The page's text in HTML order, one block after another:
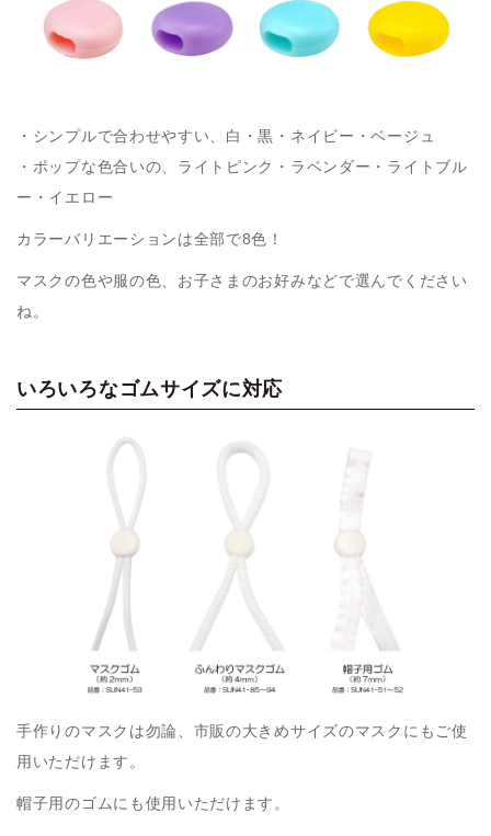
・シンプルで合わせやすい、白・黒・ネイビー・ベージュ
・ポップな色合いの、ライトピンク・ラベンダー・ライトブル
ー・イエロー
カラーバリエーションは全部で8色！
マスクの色や服の色、お子さまのお好みなどで選んでください
ね。
いろいろなゴムサイズに対応
手作りのマスクは勿論、市販の大きめサイズのマスクにもご使
用いただけます。
帽子用のゴムにも使用いただけます。